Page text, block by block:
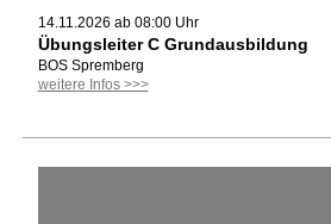
14.11.2026 ab 08:00 Uhr
Übungsleiter C Grundausbildung
BOS Spremberg
weitere Infos >>>